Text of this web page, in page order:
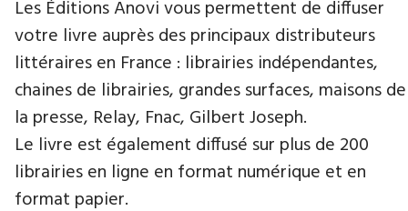
Les Éditions Anovi vous permettent de diffuser
votre livre auprès des principaux distributeurs
littéraires en France : librairies indépendantes,
chaines de librairies, grandes surfaces, maisons de
la presse, Relay, Fnac, Gilbert Joseph.
Le livre est également diffusé sur plus de 200
librairies en ligne en format numérique et en
format papier.